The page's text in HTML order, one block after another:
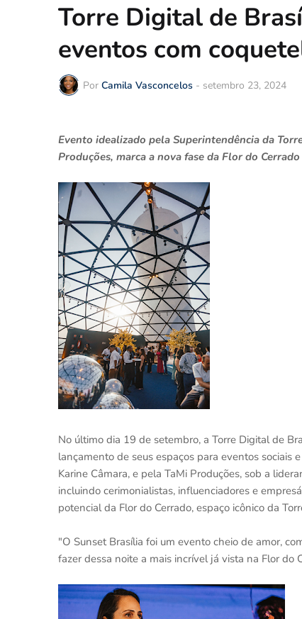
Torre Digital de
eventos com
Por Camila Vasconcelos - setembro 23, 2024
Evento idealizado pela Superintendência da
Produções, marca a nova fase da Flor do
No último dia 19 de setembro, a Torre Digital de
lançamento de seus espaços para eventos sociais
Karine Câmara, e pela TaMi Produções, sob a
incluindo cerimonialistas, influenciadores e
potencial da Flor do Cerrado, espaço icônico da
"O Sunset Brasília foi um evento cheio de amor,
fazer dessa noite a mais incrível já vista na Flor